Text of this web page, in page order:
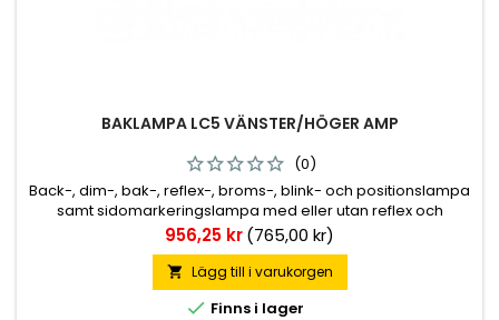
BAKLAMPA LC5 VÄNSTER/HÖGER AMP
(0)
Back-, dim-, bak-, reflex-, broms-, blink- och positionslampa
samt sidomarkeringslampa med eller utan reflex och
skyltbelysning, se artikellista för rätt utförande. Kabelingång
på baksidan.
Pris
956,25 kr(765,00 kr)
 Lägg till i varukorgen
 Finns i lager